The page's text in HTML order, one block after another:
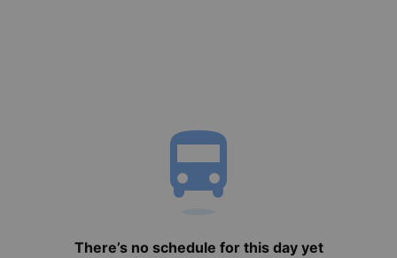
directions_bus
There’s no schedule for this day yet